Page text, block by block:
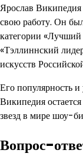
Ярослав
свою работу. Он
категории
«Тэллиннский
искусств
Его популярность
Википедия
звезд в мире шоу-
Вопрос-